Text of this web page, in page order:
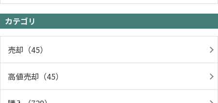
カテゴリ
売却（45）
高値売却（45）